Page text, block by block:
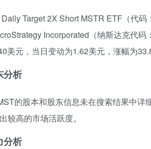
Target 2X Short MSTR ETF（代
Incorporated（纳斯达克代
美元，当日变动为1.62美元，涨幅为
分析
的股本和股东信息未在搜索结果中
较高的市场活跃度。
分析